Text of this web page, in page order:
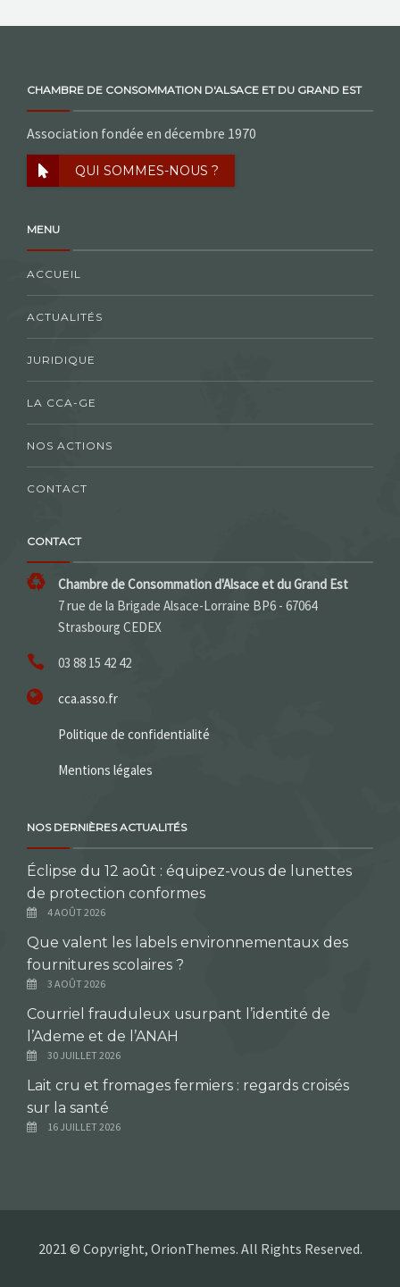
CHAMBRE DE CONSOMMATION D'ALSACE ET DU GRAND EST
Association fondée en décembre 1970
QUI SOMMES-NOUS ?
MENU
ACCUEIL
ACTUALITÉS
JURIDIQUE
LA CCA-GE
NOS ACTIONS
CONTACT
CONTACT
Chambre de Consommation d'Alsace et du Grand Est
7 rue de la Brigade Alsace-Lorraine BP6 - 67064
Strasbourg CEDEX
03 88 15 42 42
cca.asso.fr
Politique de confidentialité
Mentions légales
NOS DERNIÈRES ACTUALITÉS
Éclipse du 12 août : équipez-vous de lunettes
de protection conformes
4 AOÛT 2026
Que valent les labels environnementaux des
fournitures scolaires ?
3 AOÛT 2026
Courriel frauduleux usurpant l’identité de
l’Ademe et de l’ANAH
30 JUILLET 2026
Lait cru et fromages fermiers : regards croisés
sur la santé
16 JUILLET 2026
2021 © Copyright, OrionThemes. All Rights Reserved.